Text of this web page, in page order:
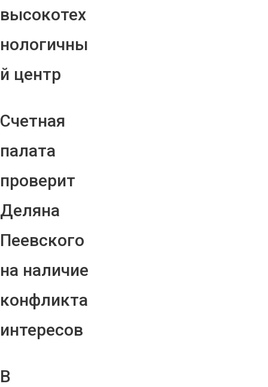
высокотех
нологичны
й центр
Счетная
палата
проверит
Деляна
Пеевского
на наличие
конфликта
интересов
В